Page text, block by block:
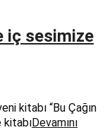
iç sesimize
kitabı “Bu Çağın
kitabıDevamını